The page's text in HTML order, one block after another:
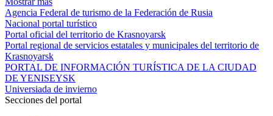
Agencia Federal de turismo de la Federación de Rusia
Nacional portal turístico
Portal oficial del territorio de Krasnoyarsk
Portal regional de servicios estatales y municipales del territorio de
Krasnoyarsk
PORTAL DE INFORMACIÓN TURÍSTICA DE LA CIUDAD
DE YENISEYSK
Universiada de invierno
Secciones del portal